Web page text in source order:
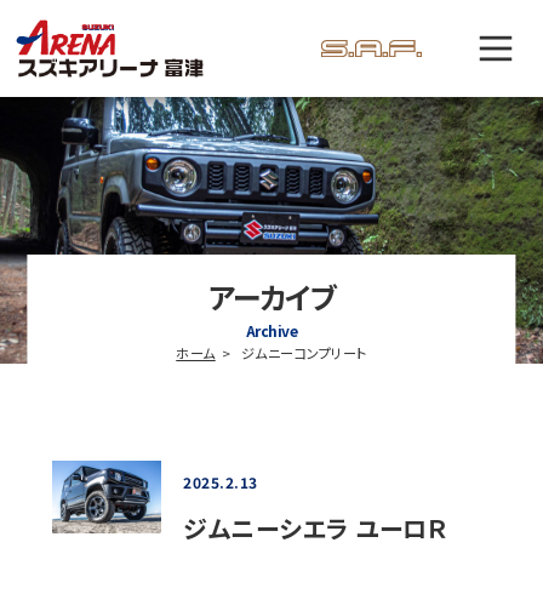
アーカイブ
Archive
ホーム ジムニーコンプリート
2025.2.13
ジムニーシエラ ユーロＲ